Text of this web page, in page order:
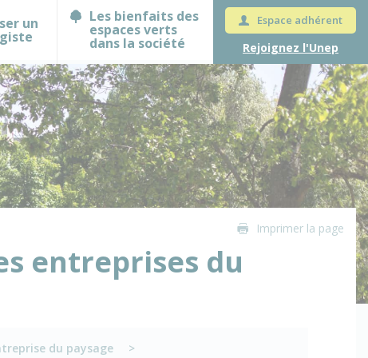
un Les bienfaits des
espaces verts
dans la société
Espace adhérent
Rejoignez l'Unep
Imprimer la page
entreprises du
du paysage
>